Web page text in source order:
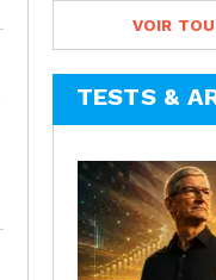
VOIR
TESTS &